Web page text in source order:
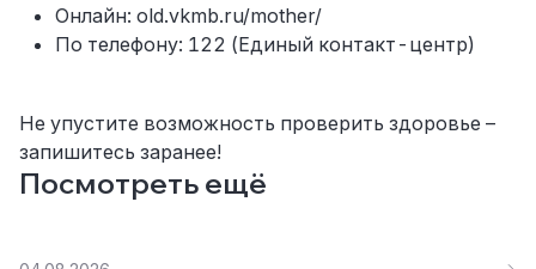
Онлайн: old.vkmb.ru/mother/
По телефону: 122 (Единый контакт-центр)
Не упустите возможность проверить здоровье –
запишитесь заранее!
Посмотреть ещё